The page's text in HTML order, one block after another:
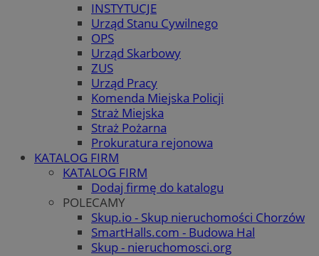
INSTYTUCJE
Urząd Stanu Cywilnego
OPS
Urząd Skarbowy
ZUS
Urząd Pracy
Komenda Miejska Policji
Straż Miejska
Straż Pożarna
Prokuratura rejonowa
KATALOG FIRM
KATALOG FIRM
Dodaj firmę do katalogu
POLECAMY
Skup.io - Skup nieruchomości Chorzów
SmartHalls.com - Budowa Hal
Skup - nieruchomosci.org